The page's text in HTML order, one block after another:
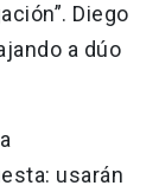
Diego
a dúo
usarán